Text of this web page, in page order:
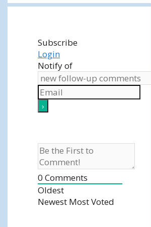
Subscribe
Login
Notify of
0 Comments
Oldest
Newest Most Voted